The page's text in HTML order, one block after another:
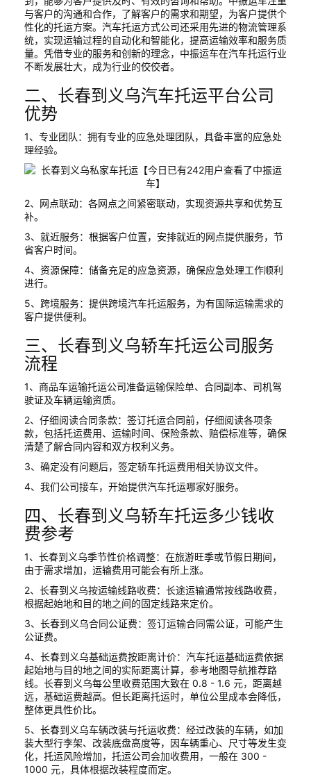
与客户的沟通和合作，了解客户的需求和期望，为客户提供个
性化的托运方案。汽车托运方式公司还采用先进的物流管理系
统，实现运输过程的自动化和智能化，提高运输效率和服务质
量。凭借专业的服务和创新的理念，中振运车在汽车托运行业
不断发展壮大，成为行业的佼佼者。
二、长春到义乌汽车托运平台公司
优势
1、专业团队：拥有专业的应急处理团队，具备丰富的应急处
理经验。
2、网点联动：各网点之间紧密联动，实现资源共享和优势互
补。
3、就近服务：根据客户位置，安排就近的网点提供服务，节
省客户时间。
4、资源保障：储备充足的应急资源，确保应急处理工作顺利
进行。
5、跨境服务：提供跨境汽车托运服务，为有国际运输需求的
客户提供便利。
三、长春到义乌轿车托运公司服务
流程
1、商品车运输托运公司准备运输保险单、合同副本、司机驾
驶证及车辆运输资质。
2、仔细阅读合同条款：签订托运合同前，仔细阅读各项条
款，包括托运费用、运输时间、保险条款、赔偿标准等，确保
清楚了解合同内容和双方权利义务。
3、确定没有问题后，签定轿车托运费用相关协议文件。
4、我们公司接车，开始提供汽车托运哪家好服务。
四、长春到义乌轿车托运多少钱收
费参考
1、长春到义乌季节性价格调整：在旅游旺季或节假日期间，
由于需求增加，运输费用可能会有所上涨。
2、长春到义乌按运输线路收费：长途运输通常按线路收费，
根据起始地和目的地之间的固定线路来定价。
3、长春到义乌合同公证费：签订运输合同需公证，可能产生
公证费。
4、长春到义乌基础运费按距离计价：汽车托运基础运费依据
起始地与目的地之间的实际距离计算，参考地图导航推荐路
线。长春到义乌每公里收费范围大致在 0.8 - 1.6 元，距离越
远，基础运费越高。但长距离托运时，单位公里成本会降低，
整体更具性价比。
5、长春到义乌车辆改装与托运收费：经过改装的车辆，如加
装大型行李架、改装底盘高度等，因车辆重心、尺寸等发生变
化，托运风险增加，托运公司会加收费用，一般在 300 -
1000 元，具体根据改装程度而定。